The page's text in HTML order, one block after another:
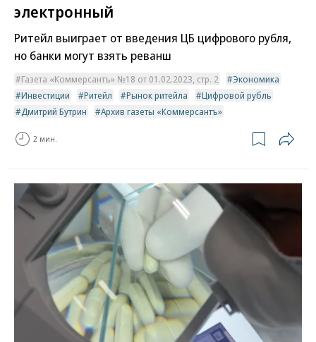
электронный
Ритейл выиграет от введения ЦБ цифрового рубля,
но банки могут взять реванш
Газета «Коммерсантъ» №18 от 01.02.2023, стр. 2
Экономика
Инвестиции
Ритейл Рынок ритейла
Цифровой рубль
Дмитрий Бутрин
Архив газеты «Коммерсантъ»
2 мин.